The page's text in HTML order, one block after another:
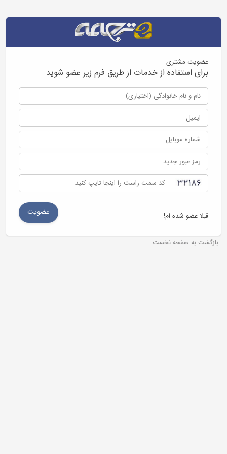
عضویت مشتری
برای استفاده از خدمات از طریق فرم زیر عضو شوید
قبلا عضو شده ام!
بازگشت به صفحه نخست